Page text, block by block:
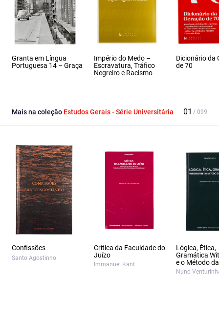
Granta em Língua
Portuguesa 14 – Graça
Império do Medo –
Escravatura, Tráfico
Negreiro e Racismo
Dicionário da
de 70
Mais na coleção Estudos Gerais - Série Universitária
Confissões
Santo Agostinho
Crítica da Faculdade do
Juízo
Immanuel Kant
Lógica, Ética,
Gramática
e o Método
Nuno